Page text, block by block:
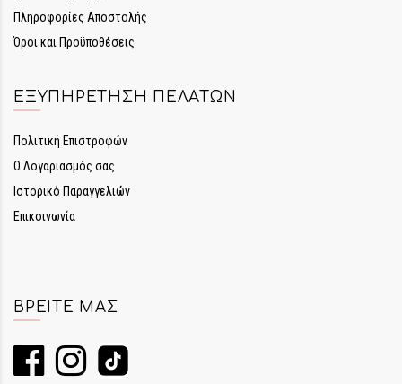
Πληροφορίες Αποστολής
Όροι και Προϋποθέσεις
ΕΞΥΠΗΡΈΤΗΣΗ ΠΕΛΑΤΏΝ
Πολιτική Επιστροφών
Ο Λογαριασμός σας
Ιστορικό Παραγγελιών
Επικοινωνία
ΒΡΕΊΤΕ ΜΑΣ